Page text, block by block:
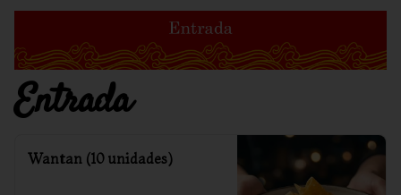
Entrada
Wantan (10 unidades)